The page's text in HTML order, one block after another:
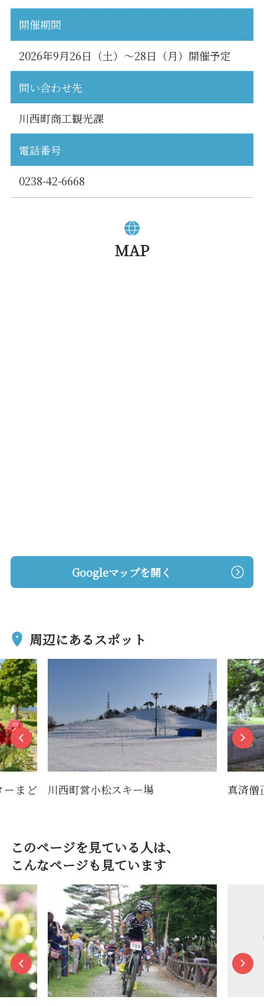
開催期間
2026年9月26日（土）～28日（月）開催予定
問い合わせ先
川西町商工観光課
電話番号
0238-42-6668
MAP
Googleマップを開く
周辺にあるスポット
ーまど 川西町営小松スキー場 真済僧
このページを見ている人は、
こんなページも見ています